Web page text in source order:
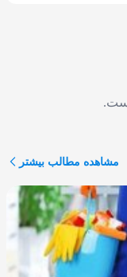
مشاهده مطالب بیشتر